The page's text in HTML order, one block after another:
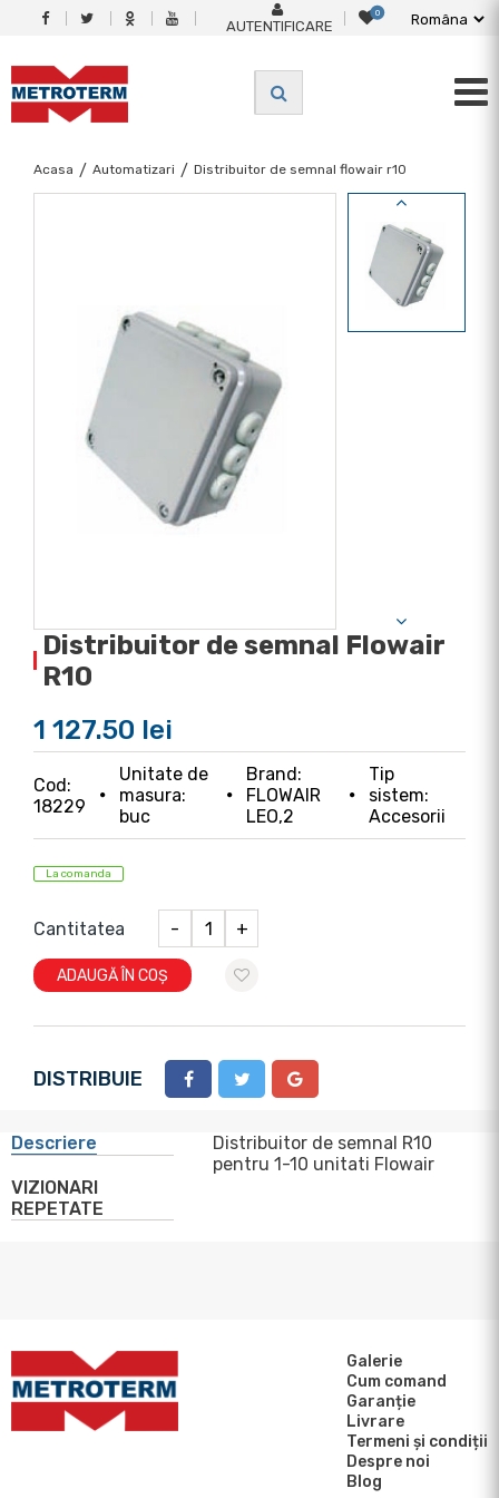
AUTENTIFICARE
0
Acasa / Automatizari / Distribuitor de semnal flowair r10
Distribuitor de semnal Flowair
R10
1 127.50 lei
Cod:
18229
Unitate de
masura:
buc
Brand:
FLOWAIR
LEO,2
Tip
sistem:
Accesorii
La comanda
Cantitatea - +
ADAUGĂ ÎN COȘ
DISTRIBUIE
Descriere
VIZIONARI
REPETATE
Distribuitor de semnal R10
pentru 1-10 unitati Flowair
Galerie
Cum comand
Garanție
Livrare
Termeni și condiții
Despre noi
Blog